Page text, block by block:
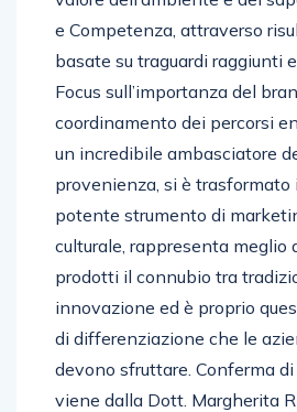
e Competenza, attraverso
basate su traguardi raggiunti
Focus sull’importanza del
coordinamento dei percorsi
un incredibile ambasciatore
provenienza, si è trasformato
potente strumento di
culturale, rappresenta meglio
prodotti il connubio tra
innovazione ed è proprio
di differenziazione che le
devono sfruttare. Conferma
viene dalla Dott. Margherita